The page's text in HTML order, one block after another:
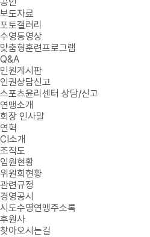
보도자료
포토갤러리
수영동영상
맞춤형훈련프로그램
Q&A
민원게시판
인권상담신고
스포츠윤리센터 상담/신고
연맹소개
회장 인사말
연혁
CI소개
조직도
임원현황
위원회현황
관련규정
경영공시
시도수영연맹주소록
후원사
찾아오시는길